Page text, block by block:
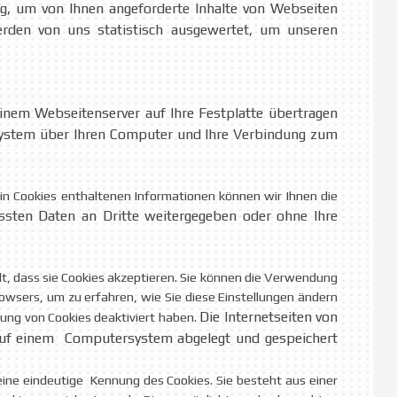
um von Ihnen angeforderte Inhalte von Webseiten
von uns statistisch ausgewertet, um unseren
Webseitenserver auf Ihre Festplatte übertragen
über Ihren Computer und Ihre Verbindung zum
Cookies enthaltenen Informationen können wir Ihnen die
Daten an Dritte weitergegeben oder ohne Ihre
sie Cookies akzeptieren. Sie können die Verwendung
um zu erfahren, wie Sie diese Einstellungen ändern
von Cookies deaktiviert haben. Die Internetseiten von
einem Computersystem abgelegt und gespeichert
eindeutige Kennung des Cookies. Sie besteht aus einer